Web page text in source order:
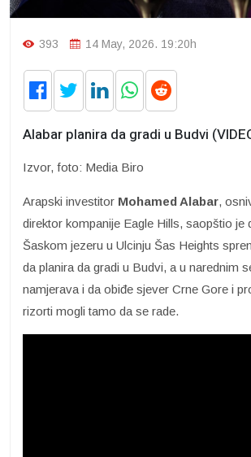
393 14 May, 2026. 19:20h
Alabar planira da gradi u Budvi
Izvor, foto: Media Biro
Arapski investitor Mohamed Alabar,
direktor kompanije Eagle Hills, saopštio je
Šaskom jezeru u Ulcinju Šas Heights
da planira da gradi u Budvi, a u narednim
namjerava i da obiđe sjever Crne Gore i
rizorti mogli tamo da se rade.